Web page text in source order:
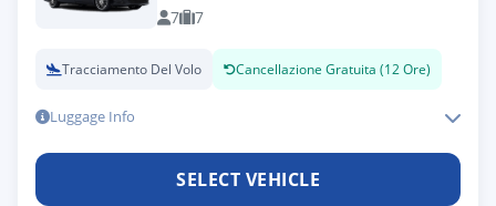
7 7
Tracciamento Del Volo Cancellazione Gratuita (12 Ore)
Luggage Info
SELECT VEHICLE